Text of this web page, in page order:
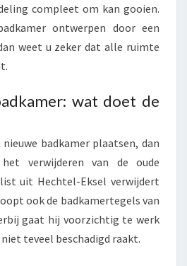
compleet om kan gooien.
ontwerpen door een
weet u zeker dat alle ruimte
wat doet de
badkamer plaatsen, dan
verwijderen van de oude
uit Hechtel-Eksel verwijdert
ook de badkamertegels van
gaat hij voorzichtig te werk
teveel beschadigd raakt.